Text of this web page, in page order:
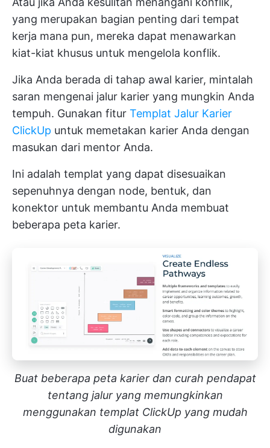
yang merupakan bagian penting dari tempat
kerja mana pun, mereka dapat menawarkan
kiat-kiat khusus untuk mengelola konflik.
Jika Anda berada di tahap awal karier, mintalah
saran mengenai jalur karier yang mungkin Anda
tempuh. Gunakan fitur Templat Jalur Karier
ClickUp untuk memetakan karier Anda dengan
masukan dari mentor Anda.
Ini adalah templat yang dapat disesuaikan
sepenuhnya dengan node, bentuk, dan
konektor untuk membantu Anda membuat
beberapa peta karier.
Buat beberapa peta karier dan curah pendapat
tentang jalur yang memungkinkan
menggunakan templat ClickUp yang mudah
digunakan